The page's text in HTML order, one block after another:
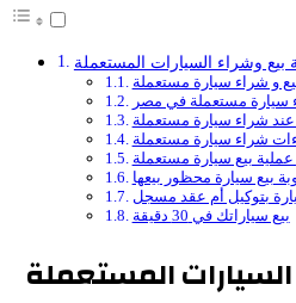
بيع وشراء السيارات المستعملة
و شراء سيارة مستعملة
سيارة مستعملة في مصر
عند شراء سيارة مستعملة
شراء سيارة مستعملة
بيع سيارة مستعملة
بيع سيارة محظور بيعها
بتوكيل أم عقد مسجل
بيع سياراتك في 30 دقيقة
المستعملة